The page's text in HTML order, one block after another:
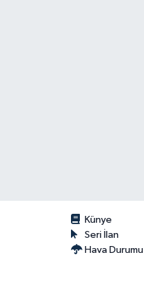
Künye
Seri İlan
Hava Durumu